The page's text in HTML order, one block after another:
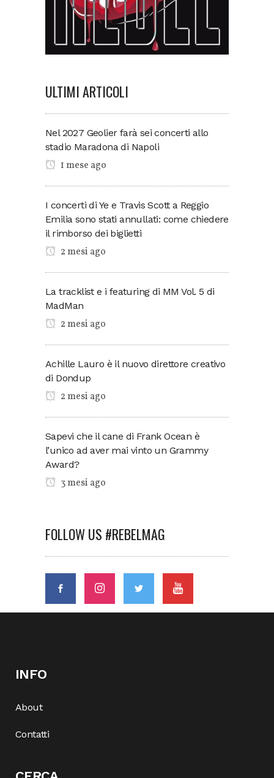
ULTIMI ARTICOLI
Nel 2027 Geolier farà sei concerti allo
stadio Maradona di Napoli
1 mese ago
I concerti di Ye e Travis Scott a Reggio
Emilia sono stati annullati: come chiedere
il rimborso dei biglietti
2 mesi ago
La tracklist e i featuring di MM Vol. 5 di
MadMan
2 mesi ago
Achille Lauro è il nuovo direttore creativo
di Dondup
2 mesi ago
Sapevi che il cane di Frank Ocean è
l’unico ad aver mai vinto un Grammy
Award?
3 mesi ago
FOLLOW US #REBELMAG
INFO
About
Contatti